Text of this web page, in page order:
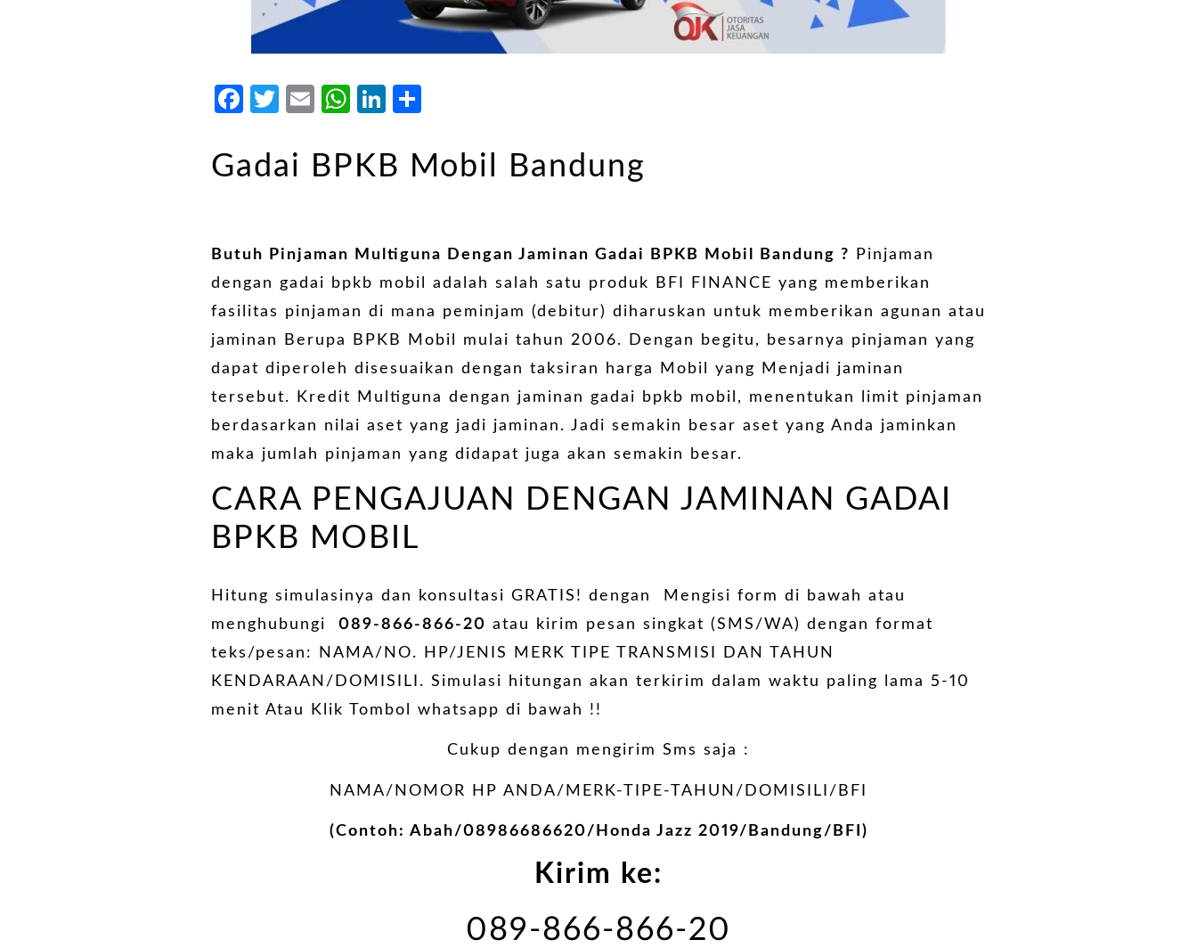
Facebook
Twitter
EmailWhatsApp
LinkedIn
Gadai BPKB Mobil Bandung
Butuh Pinjaman Multiguna Dengan Jaminan Gadai BPKB Mobil Bandung ?
Pinjaman
dengan gadai bpkb mobil adalah salah satu produk BFI FINANCE yang memberikan
fasilitas pinjaman di mana peminjam (debitur) diharuskan untuk memberikan agunan atau
jaminan Berupa BPKB Mobil mulai tahun 2006. Dengan begitu, besarnya pinjaman yang
dapat diperoleh disesuaikan dengan taksiran harga Mobil yang Menjadi jaminan
tersebut. Kredit Multiguna dengan jaminan gadai bpkb mobil, menentukan limit pinjaman
berdasarkan nilai aset yang jadi jaminan. Jadi semakin besar aset yang Anda jaminkan
maka jumlah pinjaman yang didapat juga akan semakin besar.
CARA PENGAJUAN DENGAN JAMINAN GADAI
BPKB MOBIL
Hitung simulasinya dan konsultasi GRATIS! dengan Mengisi form di bawah atau
menghubungi 089-866-866-20 atau kirim pesan singkat (SMS/WA) dengan format
teks/pesan: NAMA/NO. HP/JENIS MERK TIPE TRANSMISI DAN TAHUN
KENDARAAN/DOMISILI. Simulasi hitungan akan terkirim dalam waktu paling lama 5-10
menit Atau Klik Tombol whatsapp di bawah !!
Cukup dengan mengirim Sms saja :
NAMA/NOMOR HP ANDA/MERK-TIPE-TAHUN/DOMISILI/BFI
(Contoh: Abah/08986686620/Honda Jazz 2019/Bandung/BFI)
Kirim ke:
089-866-866-20